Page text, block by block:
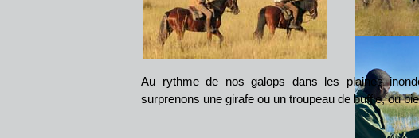
Au rythme de nos galops dans les plaines
surprenons une girafe ou un troupeau de buffle, ou